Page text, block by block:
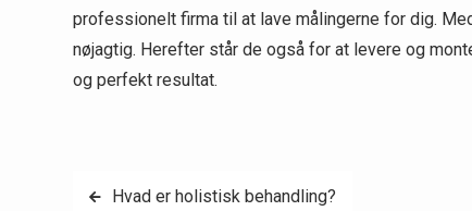
professionelt firma til at lave målingerne for dig.
nøjagtig. Herefter står de også for at levere og
og perfekt resultat.
Indlægsnavigation
Hvad er holistisk behandling?